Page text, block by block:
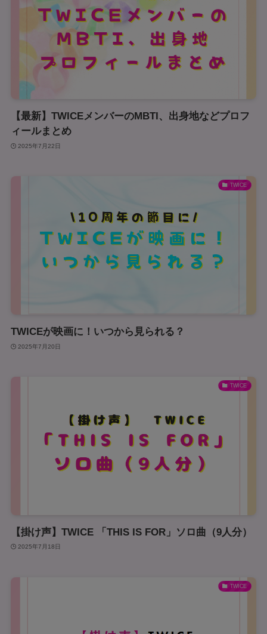
【最新】TWICEメンバーのMBTI、出身地などプロフ
ィールまとめ
2025年7月22日
TWICE
TWICEが映画に！いつから見られる？
2025年7月20日
TWICE
【掛け声】TWICE 「THIS IS FOR」ソロ曲（9人分）
2025年7月18日
TWICE